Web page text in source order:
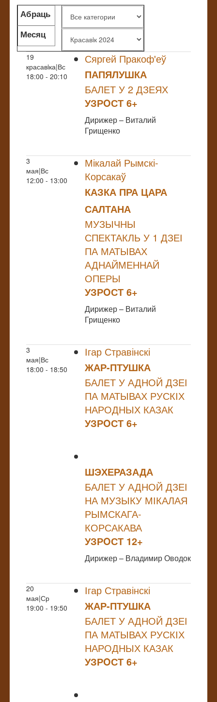
Абраць
жанр
Месяц
19
красавiка|Вс
18:00 - 20:10
Сяргей Пракоф'еў
ПАПЯЛУШКА
БАЛЕТ У 2 ДЗЕЯХ
УЗРOСТ 6+
Дирижер – Виталий
Грищенко
3
мая|Вс
12:00 - 13:00
Мікалай Рымскі-
Корсакаў
КАЗКА ПРА ЦАРА
САЛТАНА
МУЗЫЧНЫ
СПЕКТАКЛЬ У 1 ДЗЕІ
ПА МАТЫВАХ
АДНАЙМЕННАЙ
ОПЕРЫ
УЗРOСТ 6+
Дирижер – Виталий
Грищенко
3
мая|Вс
18:00 - 18:50
Ігар Стравінскі
ЖАР-ПТУШКА
БАЛЕТ У АДНОЙ ДЗЕІ
ПА МАТЫВАХ РУСКІХ
НАРОДНЫХ КАЗАК
УЗРOСТ 6+
ШЭХЕРАЗАДА
БАЛЕТ У АДНОЙ ДЗЕІ
НА МУЗЫКУ МІКАЛАЯ
РЫМСКАГА-
КОРСАКАВА
УЗРOСТ 12+
Дирижер – Владимир Оводок
20
мая|Ср
19:00 - 19:50
Ігар Стравінскі
ЖАР-ПТУШКА
БАЛЕТ У АДНОЙ ДЗЕІ
ПА МАТЫВАХ РУСКІХ
НАРОДНЫХ КАЗАК
УЗРOСТ 6+